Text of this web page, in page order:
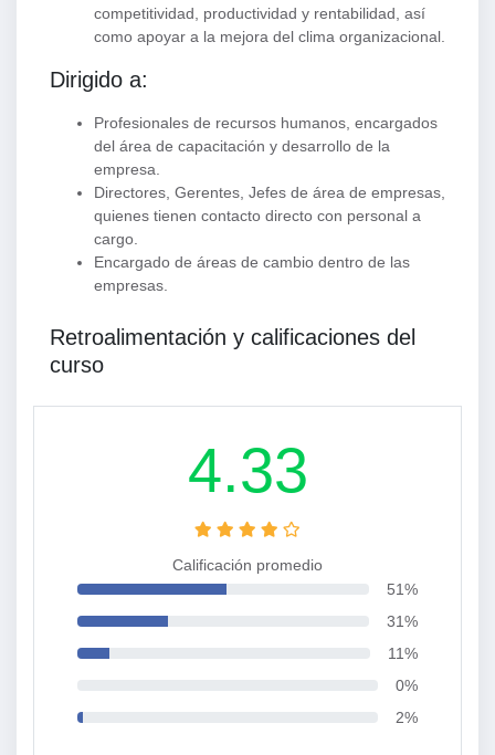
competitividad, productividad y rentabilidad, así
como apoyar a la mejora del clima organizacional.
Dirigido a:
Profesionales de recursos humanos, encargados
del área de capacitación y desarrollo de la
empresa.
Directores, Gerentes, Jefes de área de empresas,
quienes tienen contacto directo con personal a
cargo.
Encargado de áreas de cambio dentro de las
empresas.
Retroalimentación y calificaciones del
curso
4.33
Calificación promedio
51%
31%
11%
0%
2%